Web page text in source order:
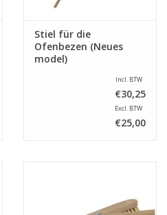
Stiel für die
Ofenbezen (Neues
model)
Incl. BTW
€30,25
Excl. BTW
€25,00